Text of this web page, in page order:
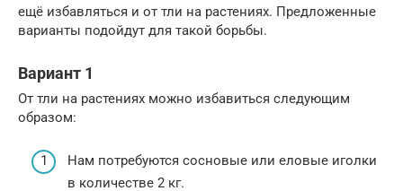
ещё избавляться и от тли на растениях. Предложенные
варианты подойдут для такой борьбы.
Вариант 1
От тли на растениях можно избавиться следующим
образом:
Нам потребуются сосновые или еловые иголки
в количестве 2 кг.